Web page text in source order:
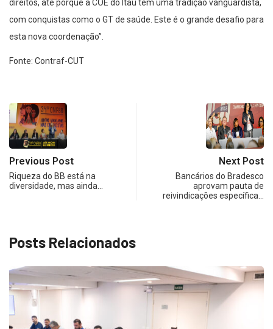
direitos, até porque a COE do Itaú tem uma tradição vanguardista,
com conquistas como o GT de saúde. Este é o grande desafio para
esta nova coordenação”.
Fonte: Contraf-CUT
Previous Post
Riqueza do BB está na
diversidade, mas ainda…
Next Post
Bancários do Bradesco
aprovam pauta de
reivindicações específica…
Posts Relacionados